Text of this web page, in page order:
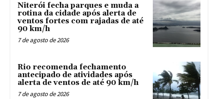
Niterói fecha parques e muda a
rotina da cidade após alerta de
ventos fortes com rajadas de até
90 km/h
7 de agosto de 2026
Rio recomenda fechamento
antecipado de atividades após
alerta de ventos de até 90 km/h
7 de agosto de 2026